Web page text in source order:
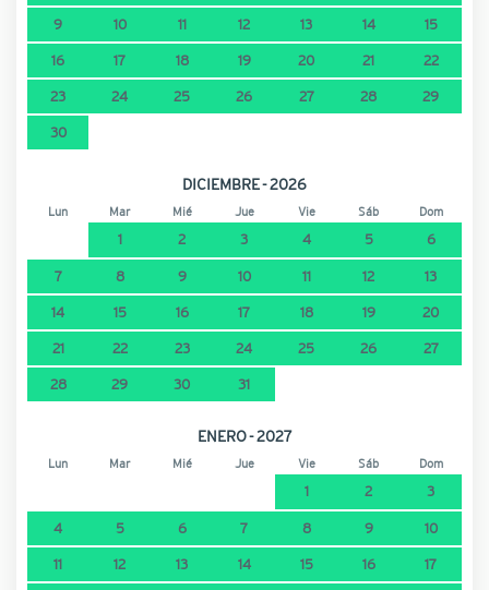
9 10 11 12 13 14 15
16 17 18 19 20 21 22
23 24 25 26 27 28 29
30
DICIEMBRE - 2026
Lun Mar Mié Jue Vie Sáb Dom
1 2 3 4 5 6
7 8 9 10 11 12 13
14 15 16 17 18 19 20
21 22 23 24 25 26 27
28 29 30 31
ENERO - 2027
Lun Mar Mié Jue Vie Sáb Dom
1 2 3
4 5 6 7 8 9 10
11 12 13 14 15 16 17